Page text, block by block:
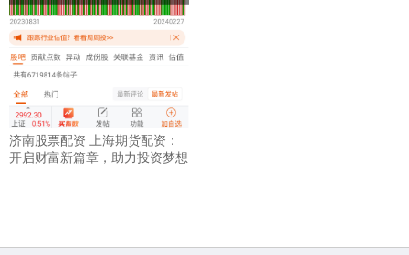
济南股票配资 上海期货配资：
开启财富新篇章，助力投资梦想